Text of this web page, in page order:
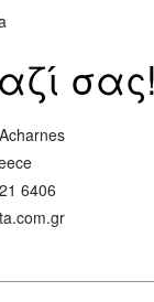
σας!
6406